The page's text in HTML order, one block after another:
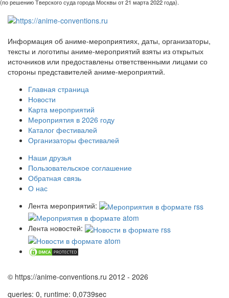
(по решению Тверского суда города Москвы от 21 марта 2022 года).
Информация об аниме-мероприятиях, даты, организаторы,
тексты и логотипы аниме-мероприятий взяты из открытых
источников или предоставлены ответственными лицами со
стороны представителей аниме-мероприятий.
Главная страница
Новости
Карта мероприятий
Мероприятия в 2026 году
Каталог фестивалей
Организаторы фестивалей
Наши друзья
Пользовательское соглашение
Обратная связь
О нас
Лента мероприятий:
Лента новостей:
© https://anime-conventions.ru 2012 - 2026
queries: 0, runtime: 0,0739sec